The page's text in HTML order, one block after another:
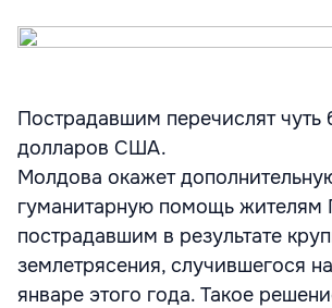
Пострадавшим перечислят чуть
долларов США.
Молдова окажет
гуманитарную помощь жителям
пострадавшим в результате
землетрясения, случившегося
январе этого года. Такое